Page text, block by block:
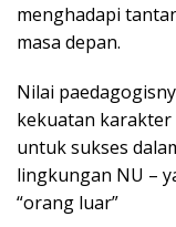
menghadapi
masa depan.
Nilai
kekuatan
untuk sukses
lingkungan NU –
“orang luar”